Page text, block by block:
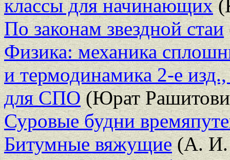
классы для начинающих
По законам звездной стаи
Физика: механика
и термодинамика 2-е
для СПО(Юрат
Суровые будни
Битумные вяжущие(А. И.